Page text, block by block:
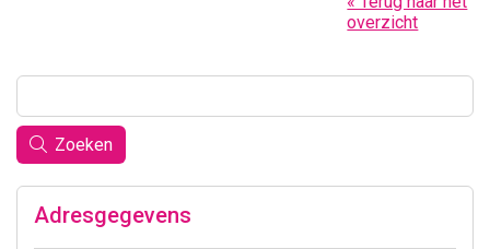
overzicht
Zoeken
Adresgegevens